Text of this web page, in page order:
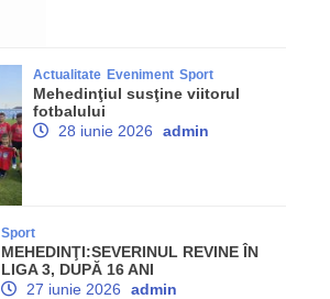
Actualitate Eveniment Sport
Mehedinţiul susţine viitorul
fotbalului
28 iunie 2026
admin
Sport
MEHEDINŢI:SEVERINUL REVINE ÎN
LIGA 3, DUPĂ 16 ANI
27 iunie 2026
admin